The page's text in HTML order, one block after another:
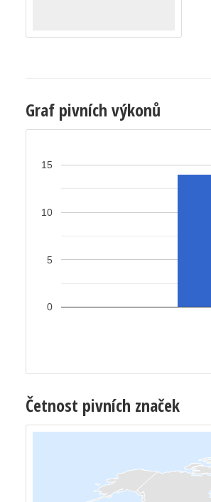
Graf pivních výkonů
0
5
10
15
Četnost pivních značek